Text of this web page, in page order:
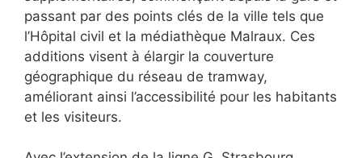
passant par des points clés de la ville tels que
l’Hôpital civil et la médiathèque Malraux. Ces
additions visent à élargir la couverture
géographique du réseau de tramway,
améliorant ainsi l’accessibilité pour les habitants
et les visiteurs.